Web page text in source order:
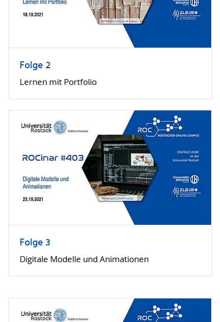
Folge 2
Lernen mit Portfolio
Folge 3
Digitale Modelle und Animationen